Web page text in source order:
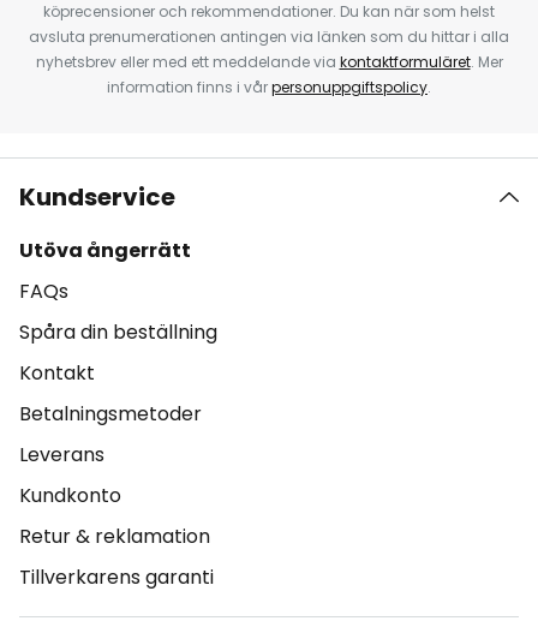
köprecensioner och rekommendationer. Du kan när som helst
avsluta prenumerationen antingen via länken som du hittar i alla
nyhetsbrev eller med ett meddelande via kontaktformuläret. Mer
information finns i vårpersonuppgiftspolicy.
Kundservice
Utöva ångerrätt
FAQs
Spåra din beställning
Kontakt
Betalningsmetoder
Leverans
Kundkonto
Retur & reklamation
Tillverkarens garanti